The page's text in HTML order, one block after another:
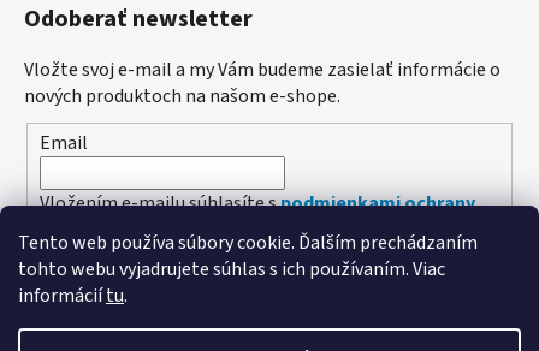
Tento web používa súbory cookie. Ďalším prechádzaním
tohto webu vyjadrujete súhlas s ich používaním. Viac
informáciítu.
Odoberať newsletter
Vložte svoj e-mail a my Vám budeme zasielať informácie o
nových produktoch na našom e-shope.
Email
Vložením e-mailu súhlasíte spodmienkami ochrany
osobných údajov
PRIHLÁSIŤ SA